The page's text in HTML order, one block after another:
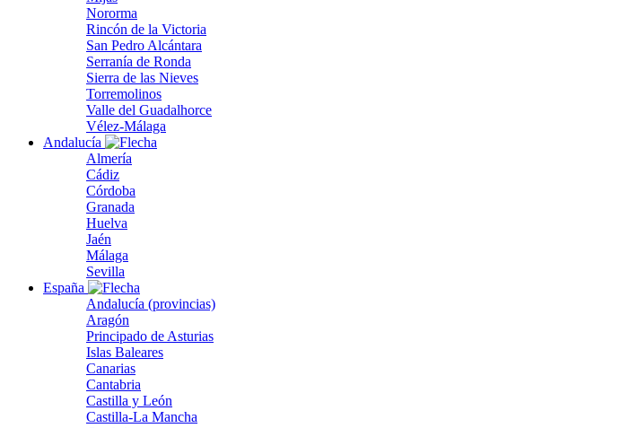
Nororma
Rincón de la Victoria
San Pedro Alcántara
Serranía de Ronda
Sierra de las Nieves
Torremolinos
Valle del Guadalhorce
Vélez-Málaga
Andalucía
Almería
Cádiz
Córdoba
Granada
Huelva
Jaén
Málaga
Sevilla
España
Andalucía (provincias)
Aragón
Principado de Asturias
Islas Baleares
Canarias
Cantabria
Castilla y León
Castilla-La Mancha